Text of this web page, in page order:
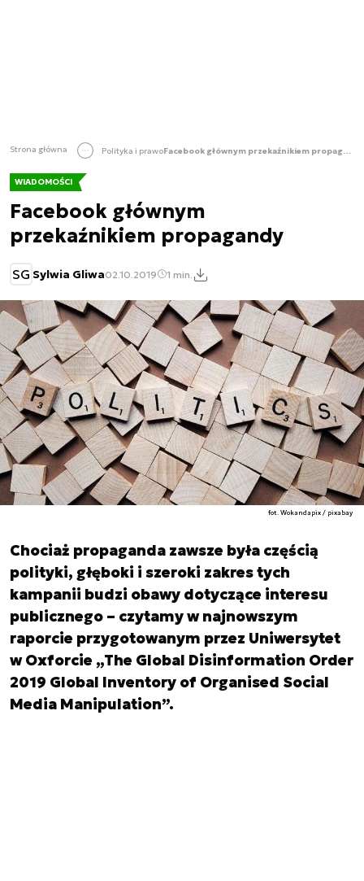
Strona główna Polityka i prawo Facebook głównym przekaźnikiem propagandy
WIADOMOŚCI
Facebook głównym
przekaźnikiem propagandy
SG Sylwia Gliwa02.10.2019 1 min.
fot. Wokandapix / pixabay
Chociaż propaganda zawsze była częścią
polityki, głęboki i szeroki zakres tych
kampanii budzi obawy dotyczące interesu
publicznego – czytamy w najnowszym
raporcie przygotowanym przez Uniwersytet
w Oxforcie „The Global Disinformation Order
2019 Global Inventory of Organised Social
Media Manipulation”.